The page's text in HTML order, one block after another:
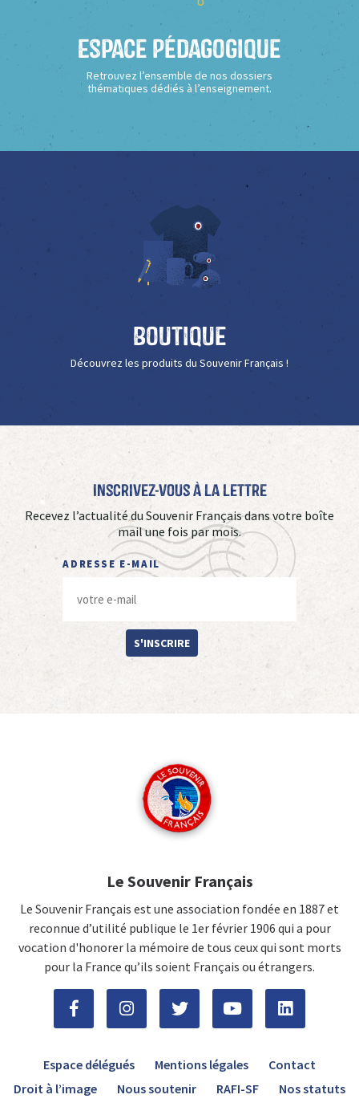
Espace Pédagogique
Retrouvez l’ensemble de nos dossiers
thématiques dédiés à l’enseignement.
Boutique
Découvrez les produits du Souvenir Français !
Inscrivez-vous à La Lettre
Recevez l’actualité du Souvenir Français dans votre boîte
mail une fois par mois.
ADRESSE E-MAIL
S'INSCRIRE
Le Souvenir Français
Le Souvenir Français est une association fondée en 1887 et
reconnue d’utilité publique le 1er février 1906 qui a pour
vocation d'honorer la mémoire de tous ceux qui sont morts
pour la France qu’ils soient Français ou étrangers.
Espace délégués Mentions légales
Contact
Droit à l’image
Nous soutenir RAFI-SF Nos statuts